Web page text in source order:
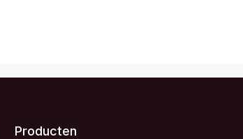
Producten